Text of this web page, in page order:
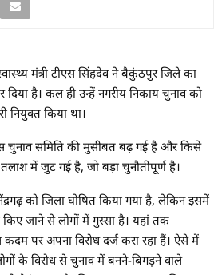
मंत्री टीएस सिंहदेव ने बैकुंठपुर जिले का
दिया है। कल ही उन्हें नगरीय निकाय चुनाव को
नियुक्त किया था।
चुनाव समिति की मुसीबत बढ़ गई है और किसे
में जुट गई है, जो बड़ा चुनौतीपूर्ण है।
को जिला घोषित किया गया है, लेकिन इसमें
जाने से लोगों में गुस्सा है। यहां तक
पर अपना विरोध दर्ज करा रहा हैं। ऐसे में
के विरोध से चुनाव में बनने-बिगड़ने वाले